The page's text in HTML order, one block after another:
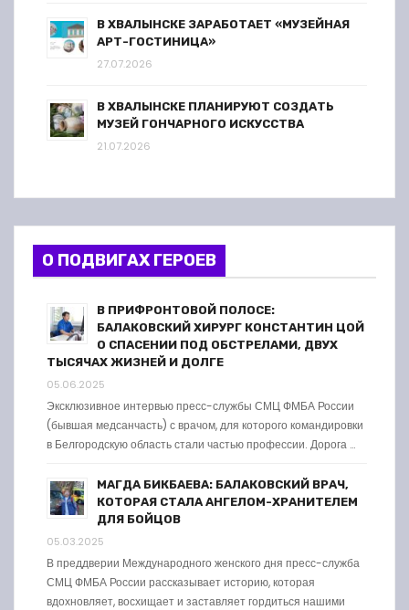
В ХВАЛЫНСКЕ ЗАРАБОТАЕТ «МУЗЕЙНАЯ
АРТ-ГОСТИНИЦА»
27.07.2026
В ХВАЛЫНСКЕ ПЛАНИРУЮТ СОЗДАТЬ
МУЗЕЙ ГОНЧАРНОГО ИСКУССТВА
21.07.2026
О ПОДВИГАХ ГЕРОЕВ
В ПРИФРОНТОВОЙ ПОЛОСЕ:
БАЛАКОВСКИЙ ХИРУРГ КОНСТАНТИН ЦОЙ
О СПАСЕНИИ ПОД ОБСТРЕЛАМИ, ДВУХ
ТЫСЯЧАХ ЖИЗНЕЙ И ДОЛГЕ
05.06.2025
Эксклюзивное интервью пресс-службы СМЦ ФМБА России
(бывшая медсанчасть) с врачом, для которого командировки
в Белгородскую область стали частью профессии. Дорога …
МАГДА БИКБАЕВА: БАЛАКОВСКИЙ ВРАЧ,
КОТОРАЯ СТАЛА АНГЕЛОМ-ХРАНИТЕЛЕМ
ДЛЯ БОЙЦОВ
05.03.2025
В преддверии Международного женского дня пресс-служба
СМЦ ФМБА России рассказывает историю, которая
вдохновляет, восхищает и заставляет гордиться нашими